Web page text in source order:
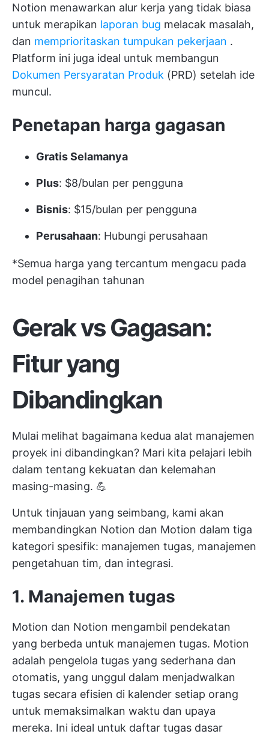
Notion menawarkan alur kerja yang tidak biasa
untuk merapikan laporan bug melacak masalah,
dan memprioritaskan tumpukan pekerjaan .
Platform ini juga ideal untuk membangun
Dokumen Persyaratan Produk (PRD) setelah ide
muncul.
Penetapan harga gagasan
Gratis Selamanya
Plus: $8/bulan per pengguna
Bisnis: $15/bulan per pengguna
Perusahaan: Hubungi perusahaan
*Semua harga yang tercantum mengacu pada
model penagihan tahunan
Gerak vs Gagasan:
Fitur yang
Dibandingkan
Mulai melihat bagaimana kedua alat manajemen
proyek ini dibandingkan? Mari kita pelajari lebih
dalam tentang kekuatan dan kelemahan
masing-masing. 💪
Untuk tinjauan yang seimbang, kami akan
membandingkan Notion dan Motion dalam tiga
kategori spesifik: manajemen tugas, manajemen
pengetahuan tim, dan integrasi.
1. Manajemen tugas
Motion dan Notion mengambil pendekatan
yang berbeda untuk manajemen tugas. Motion
adalah pengelola tugas yang sederhana dan
otomatis, yang unggul dalam menjadwalkan
tugas secara efisien di kalender setiap orang
untuk memaksimalkan waktu dan upaya
mereka. Ini ideal untuk daftar tugas dasar